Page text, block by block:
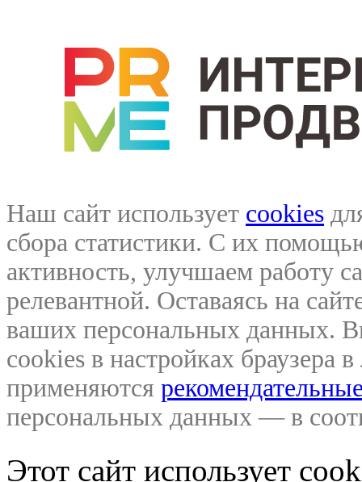
Наш сайт использует cookies
сбора статистики. С их
активность, улучшаем работу
релевантной. Оставаясь на
ваших персональных данных.
cookies в настройках браузера
применяются
персональных данных — в
Этот сайт использует